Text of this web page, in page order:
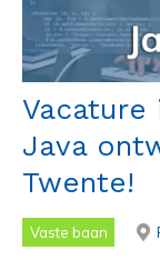
Vacature
Java
Twente!
Vaste baan